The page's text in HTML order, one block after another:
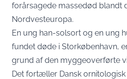
forårsagede massedød blandt
Nordvesteuropa.
En ung han-solsort og en ung
fundet døde i Storkøbenhavn,
grund af den myggeoverførte
Det fortæller Dansk ornitologisk